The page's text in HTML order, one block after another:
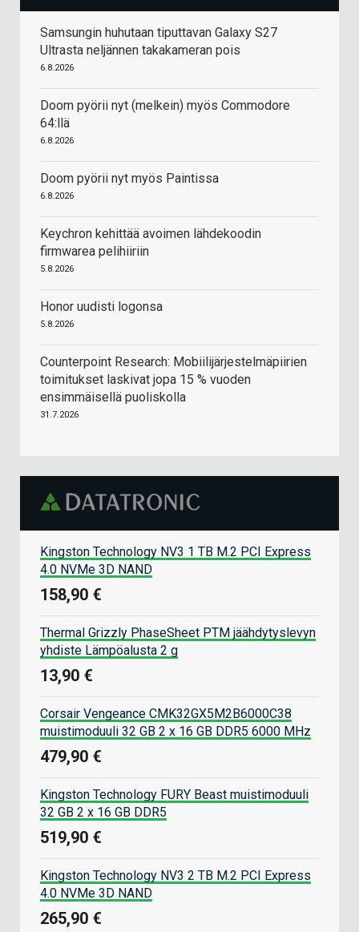
Samsungin huhutaan tiputtavan Galaxy S27
Ultrasta neljännen takakameran pois
6.8.2026
Doom pyörii nyt (melkein) myös Commodore
64:llä
6.8.2026
Doom pyörii nyt myös Paintissa
6.8.2026
Keychron kehittää avoimen lähdekoodin
firmwarea pelihiiriin
5.8.2026
Honor uudisti logonsa
5.8.2026
Counterpoint Research: Mobiilijärjestelmäpiirien
toimitukset laskivat jopa 15 % vuoden
ensimmäisellä puoliskolla
31.7.2026
Kingston Technology NV3 1 TB M.2 PCI Express
4.0 NVMe 3D NAND
158,90 €
Thermal Grizzly PhaseSheet PTM jäähdytyslevyn
yhdiste Lämpöalusta 2 g
13,90 €
Corsair Vengeance CMK32GX5M2B6000C38
muistimoduuli 32 GB 2 x 16 GB DDR5 6000 MHz
479,90 €
Kingston Technology FURY Beast muistimoduuli
32 GB 2 x 16 GB DDR5
519,90 €
Kingston Technology NV3 2 TB M.2 PCI Express
4.0 NVMe 3D NAND
265,90 €